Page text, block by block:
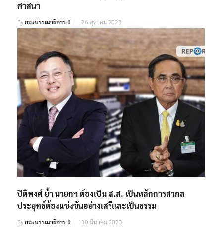
ศาสนา
Byกองบรรณาธิการ 1 26 ตุลาคม 2023
ปิติพงศ์ ย้ำ นายกฯ ต้องเป็น ส.ส. เป็นหลักการสากล
ประยุทธ์ต้องแข่งขันอย่างเสรีและเป็นธรรม
Byกองบรรณาธิการ 1 30 มีนาคม 2023